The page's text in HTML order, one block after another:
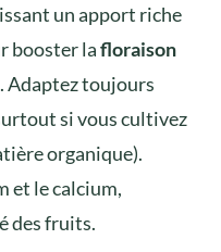
un apport riche
booster lafloraison
. Adaptez toujours
si vous cultivez
organique).
et le calcium,
des fruits.